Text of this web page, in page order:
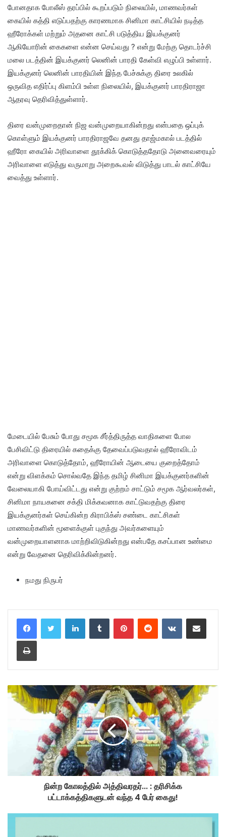
போனதாக போலீஸ் தரப்பில் கூறப்படும் நிலையில், மாணவர்கள்
கையில் கத்தி எடுப்பதற்கு காரணமாக சினிமா காட்சியில் நடித்த
ஹீரோக்கள் மற்றும் அதனை காட்சி படுத்திய இயக்குனர்
ஆகியோரின் கைகளை என்ன செய்வது ? என்று மேற்கு தொடர்ச்சி
மலை படத்தின் இயக்குனர் லெனின் பாரதி கேள்வி எழுப்பி உள்ளார்.
இயக்குனர் லெனின் பாரதியின் இந்த பேச்சுக்கு திரை உலகில்
ஒருவித எதிர்ப்பு கிளம்பி உள்ள நிலையில், இயக்குனர் பாரதிராஜா
ஆதரவு தெரிவித்துள்ளார்.
திரை வன்முறைதான் நிஜ வன்முறையாகின்றது என்பதை ஒப்புக்
கொள்ளும் இயக்குனர் பாரதிராஜவே தனது தாஜ்மகால் படத்தில்
ஹீரோ கையில் அரிவாளை தூக்கிக் கொடுத்ததோடு அனைவரையும்
அரிவாளை எடுத்து வருமாறு அறைகூவல் விடுத்து பாடல் காட்சியே
வைத்து உள்ளார்.
மேடையில் பேசும் போது சமூக சீர்த்திருத்த வாதிகளை போல
பேசிவிட்டு திரையில் கதைக்கு தேவைப்படுவதால் ஹீரோவிடம்
அரிவாளை கொடுத்தோம், ஹீரோயின் ஆடையை குறைத்தோம்
என்று விளக்கம் சொல்வதே இந்த தமிழ் சினிமா இயக்குனர்களின்
வேலையாகி போய்விட்டது என்று குற்றம் சாட்டும் சமூக ஆர்வலர்கள்,
சினிமா நாயகனை சக்தி மிக்கவனாக காட்டுவதற்கு திரை
இயக்குனர்கள் செய்கின்ற கிராபிக்ஸ் சண்டை காட்சிகள்
மாணவர்களின் மூளைக்குள் புகுந்து அவர்களையும்
வன்முறையாளனாக மாற்றிவிடுகின்றது என்பதே கசப்பான உண்மை
என்று வேதனை தெரிவிக்கின்றனர்.
நமது நிருபர்
LinkedInTumblr PinterestReddit VKontakteShare via Email
Print
நின்ற கோலத்தில் அத்திவரதர்... : தரிசிக்க
பட்டாக்கத்திகளுடன் வந்த 4 பேர் கைது!